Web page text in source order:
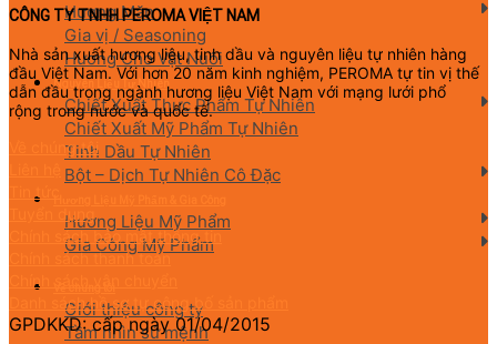
Hương Mặn
Gia vị / Seasoning
Hương Cho Vật Nuôi
Nguyên Liệu Tự Nhiên
Chiết Xuất Thực Phẩm Tự Nhiên
Chiết Xuất Mỹ Phẩm Tự Nhiên
Tinh Dầu Tự Nhiên
Bột – Dịch Tự Nhiên Cô Đặc
Hương Liệu Mỹ Phẩm
Gia Công Mỹ Phẩm
Giới thiệu công ty
Tầm nhìn sứ mệnh
CÔNG TY TNHH PEROMA VIỆT NAM
Nhà sản xuất hương liệu, tinh dầu và nguyên liệu tự nhiên hàng
đầu Việt Nam. Với hơn 20 năm kinh nghiệm, PEROMA tự tin vị thế
dẫn đầu trong ngành hương liệu Việt Nam với mạng lưới phổ
rộng trong nước và quốc tế.
Về chúng tôi
Tuyển dụng
Chính sách bảo mật thông tin
Chính sách thanh toán
Chính sách vận chuyển
Danh sách hồ sơ tự công bố sản phẩm
GPDKKD: cấp ngày 01/04/2015